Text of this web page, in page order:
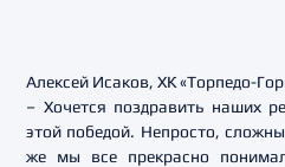
Алексей Исаков, ХК «Торпедо-
– Хочется поздравить наших
этой победой. Непросто,
же мы все прекрасно